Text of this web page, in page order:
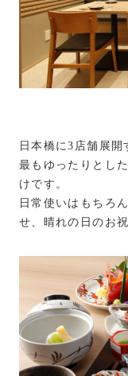
日本橋に3店舗展開
最もゆったりとし
けです。
日常使いはもちろ
せ、晴れの日のお